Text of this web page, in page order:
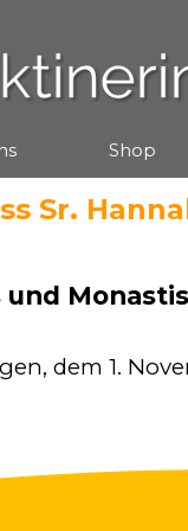
▼
Shop
Sr.
dem 1.